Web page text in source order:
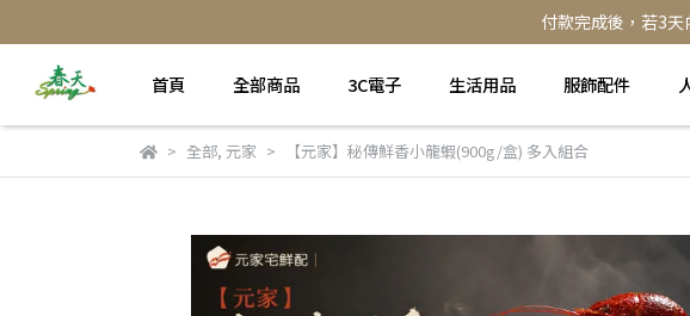
付款完成後，若3
首頁 全部商品 3C電子 生活用品 服飾配件
全部, 元家 【元家】秘傳鮮香小龍蝦(900g/盒) 多入組合